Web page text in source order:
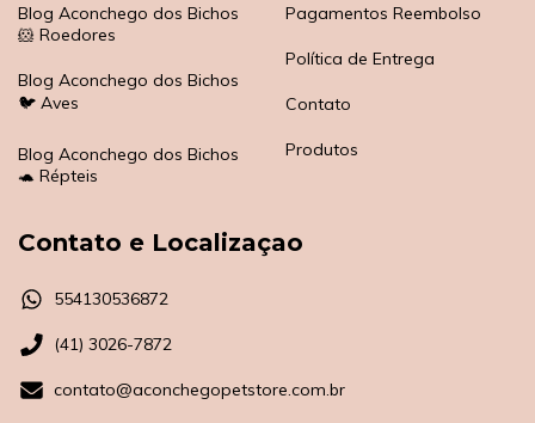
Blog Aconchego dos Bichos
🐹 Roedores
Blog Aconchego dos Bichos
🐦 Aves
Blog Aconchego dos Bichos
🐢 Répteis
Pagamentos Reembolso
Política de Entrega
Contato
Produtos
Contato e Localizaçao
554130536872
(41) 3026-7872
contato@aconchegopetstore.com.br